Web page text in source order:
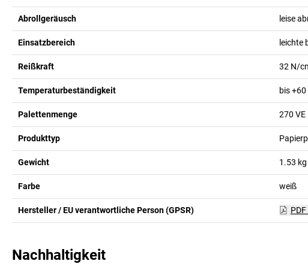
Abrollgeräusch leise
Einsatzbereich leichte
Reißkraft 32 N/
Temperaturbeständigkeit bis +60
Palettenmenge 270 VE
Produkttyp
Gewicht 1.53 kg
Farbe weiß
Hersteller / EU verantwortliche Person (GPSR)
Nachhaltigkeit